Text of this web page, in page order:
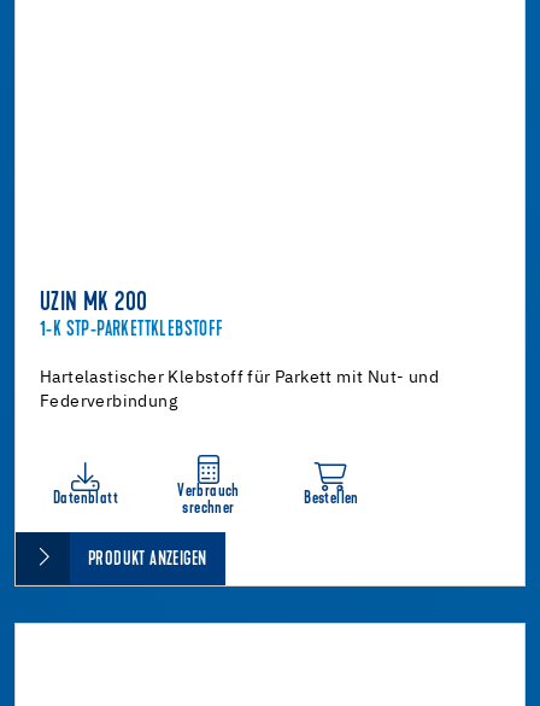
UZIN MK 200
1-K STP-PARKETTKLEBSTOFF
Hartelastischer Klebstoff für Parkett mit Nut- und
Federverbindung
Datenblatt
Verbrauch
srechner
Bestellen
PRODUKT ANZEIGEN